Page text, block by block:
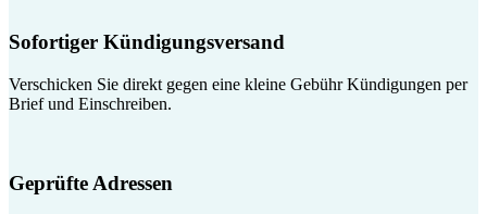
Sofortiger Kündigungsversand
Verschicken Sie direkt gegen eine kleine Gebühr Kündigungen per
Brief und Einschreiben.
Geprüfte Adressen